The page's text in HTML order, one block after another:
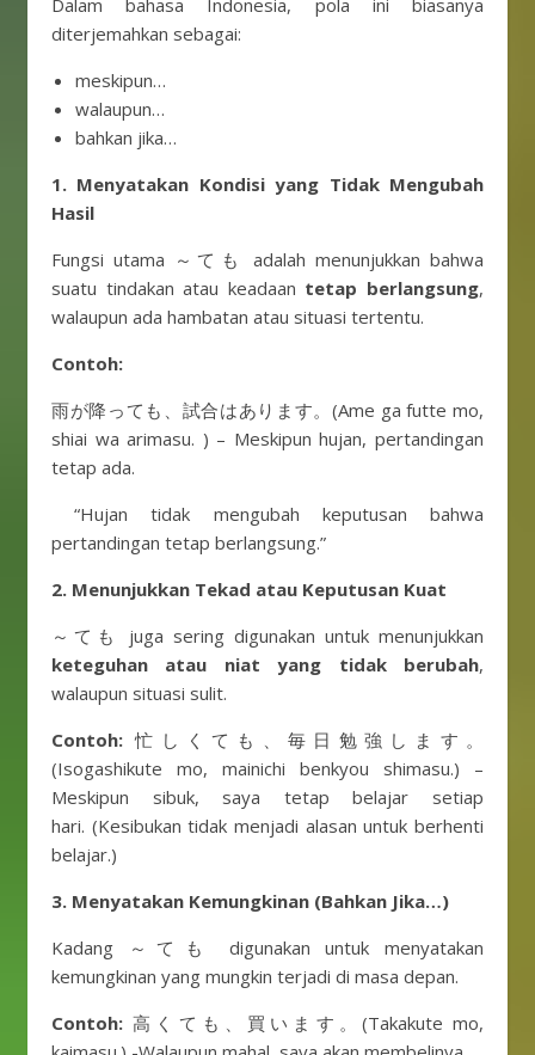
Dalam bahasa Indonesia, pola ini biasanya
diterjemahkan sebagai:
meskipun…
walaupun…
bahkan jika…
1. Menyatakan Kondisi yang Tidak Mengubah
Hasil
Fungsi utama ～ても adalah menunjukkan bahwa
suatu tindakan atau keadaan tetap berlangsung,
walaupun ada hambatan atau situasi tertentu.
Contoh:
雨が降っても、試合はあります。(Ame ga futte mo,
shiai wa arimasu. ) – Meskipun hujan, pertandingan
tetap ada.
“Hujan tidak mengubah keputusan bahwa
pertandingan tetap berlangsung.”
2. Menunjukkan Tekad atau Keputusan Kuat
～ても juga sering digunakan untuk menunjukkan
keteguhan atau niat yang tidak berubah,
walaupun situasi sulit.
Contoh: 忙しくても、毎日勉強します。
(Isogashikute mo, mainichi benkyou shimasu.) –
Meskipun sibuk, saya tetap belajar setiap
hari. (Kesibukan tidak menjadi alasan untuk berhenti
belajar.)
3. Menyatakan Kemungkinan (Bahkan Jika…)
Kadang ～ても digunakan untuk menyatakan
kemungkinan yang mungkin terjadi di masa depan.
Contoh: 高くても、買います。(Takakute mo,